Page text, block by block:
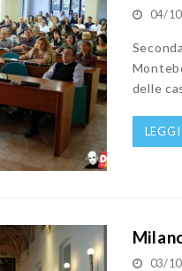
04/
delle
03/